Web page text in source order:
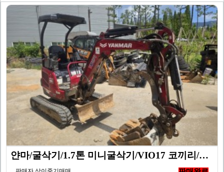
얀마/굴삭기/1.7톤 미니굴삭기/VIO17 코끼리/20…